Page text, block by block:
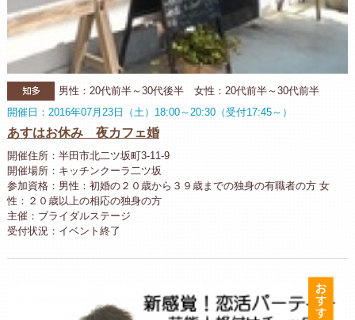
知多
男性：20代前半～30代後半 女性：20代前半～30代前半
開催日：2016年07月23日（土）18:00～20:30（受付17:45～）
あすはお休み 夜カフェ婚
開催住所：半田市北二ツ坂町3-11-9
開催場所：キッチンクーラ二ツ坂
参加資格：男性：初婚の２０歳から３９歳までの独身の有職者の方 女
性：２０歳以上の相応の独身の方
主催：ブライダルステージ
受付状況：イベント終了